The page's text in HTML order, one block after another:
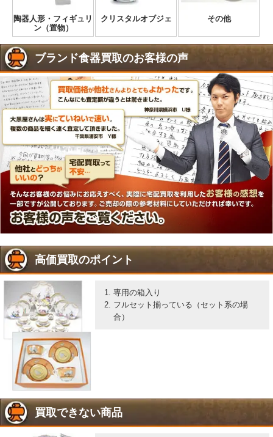
陶器人形・フィギュリ
ン（置物）
クリスタルオブジェ その他
ブランド食器買取のお客様の声
高価買取のポイント
専用の箱入り
フルセット揃っている（セット系の場
合）
買取できない商品